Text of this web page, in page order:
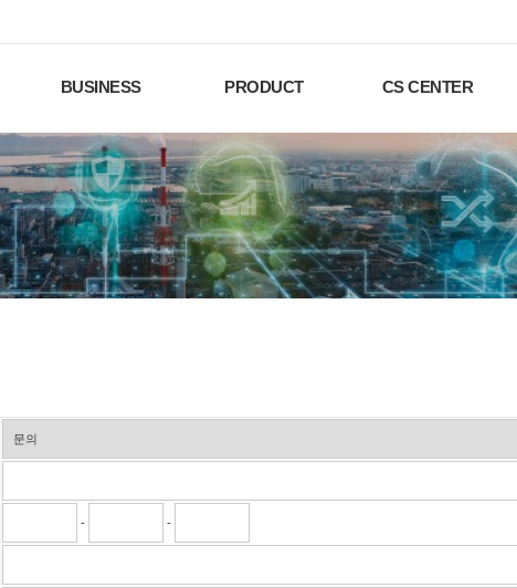
BUSINESS PRODUCT CS CENTER
- -